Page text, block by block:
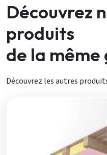
Découvrez
produits
de la même
Découvrez les autres